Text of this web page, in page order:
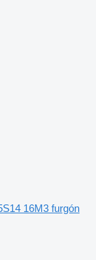
16M3 furgón